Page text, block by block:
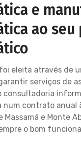
e
ao seu
eleita através de
serviços de
consultadoria
num contrato anual
Massamá e Monte
o bom